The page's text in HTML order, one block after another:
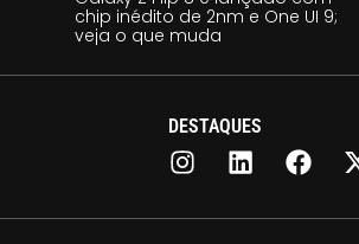
chip inédito de 2nm e One UI 9;
veja o que muda
DESTAQUES